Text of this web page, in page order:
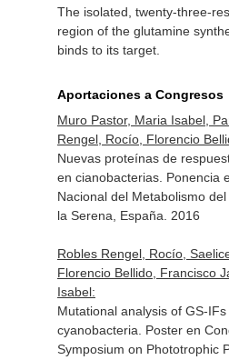
The isolated, twenty-three-
region of the glutamine
binds to its target.
Aportaciones a Congresos
Muro Pastor, Maria Isabel,
Rengel, Rocío, Florencio
Nuevas proteínas de
en cianobacterias. Ponencia
Nacional del Metabolismo
la Serena, España. 2016
Robles Rengel, Rocío,
Florencio Bellido, Francisco
Isabel:
Mutational analysis of GS-
cyanobacteria. Poster en
Symposium on Phototrophic